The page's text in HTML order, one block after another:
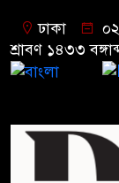
ঢাকা
শ্রাবণ ১৪৩৩